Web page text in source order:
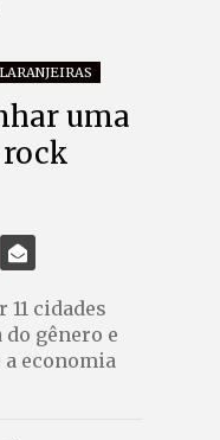
LARANJEIRAS
uma
cidades
gênero e
economia